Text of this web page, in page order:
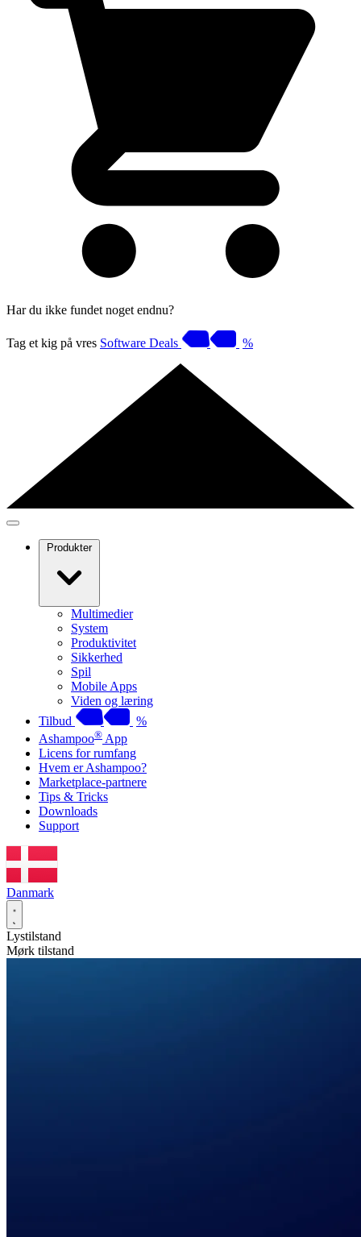
Har du ikke fundet noget endnu?
Tag et kig på vres Software Deals %
Produkter
Multimedier
System
Produktivitet
Sikkerhed
Spil
Mobile Apps
Viden og læring
Tilbud
%
Ashampoo® App
Licens for rumfang
Hvem er Ashampoo?
Marketplace-partnere
Tips & Tricks
Downloads
Support
Danmark
Lystilstand
Mørk tilstand